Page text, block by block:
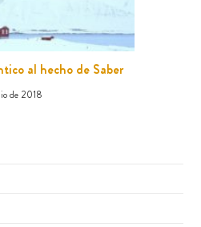
al hecho de Saber
de 2018